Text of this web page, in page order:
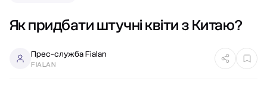
Як придбати штучні квіти з Китаю?
Прес-служба Fialan
FIALAN